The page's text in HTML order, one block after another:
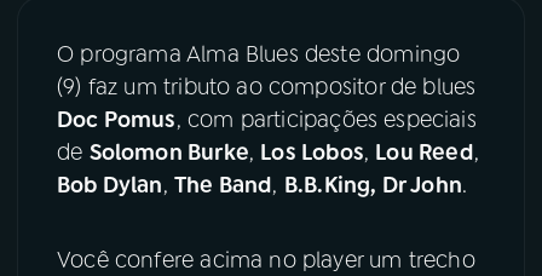
04PROGRAMAS
PODCASTS
O programa Alma Blues deste domingo
(9) faz um tributo ao compositor de blues
Doc Pomus, com participações especiais
de Solomon Burke, Los Lobos, Lou Reed,
Bob Dylan, The Band, B.B.King, Dr John.
Você confere acima no player um trecho